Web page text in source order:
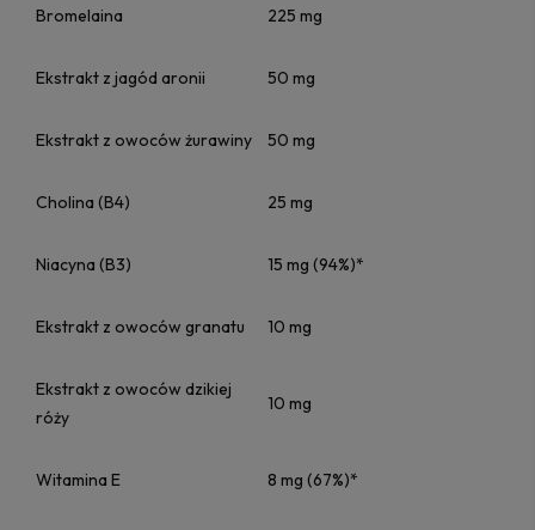
Bromelaina 225 mg
Ekstrakt z jagód aronii 50 mg
Ekstrakt z owoców żurawiny 50 mg
Cholina (B4) 25 mg
Niacyna (B3) 15 mg (94%)*
Ekstrakt z owoców granatu 10 mg
Ekstrakt z owoców dzikiej
róży
10 mg
Witamina E 8 mg (67%)*